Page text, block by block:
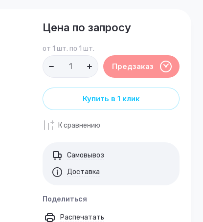
Цена по запросу
от 1 шт. по 1 шт.
Предзаказ
Купить в 1 клик
К сравнению
Самовывоз
Доставка
Поделиться
Распечатать